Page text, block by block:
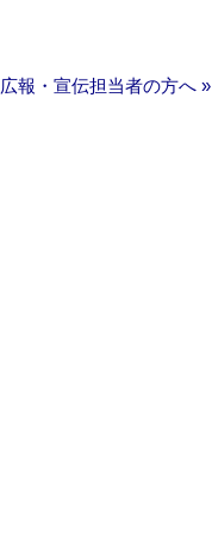
広報・宣伝担当者の方へ »